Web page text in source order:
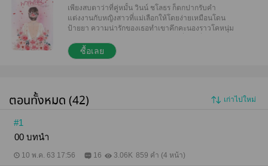
เพียงสบตาว่าที่คู่หมั้น วินน์ ชโลธร ก็ตกปากรับคำ
แต่งงานกับหญิงสาวที่แม่เลือกให้โดยง่ายเหมือนโดน
ป้ายยา ความน่ารักของเธอทำเขาคึกคะนองราวโคหนุ่ม
เอาแต่กระซิบข้างหูว่า “พี่อยากเป็นของน้อง” เพลินมาส
จะรักษาเอกราชจนถึงคืนเข้าหอได้หรือไม่ เชิญมาเสพ
ไม่อยากให้คุณย่าสมหวัง” “อยากสิคะ” ถ้าไม่อยากเธอจะ
เธอจะทำให้เขาเพลินขนาดไหน #หลงเมีย #FeelGood
#NoDrama ∞ ∞ ∞ ∞ ∞ ∞ ติดตามและพูดคุยกับนักเขียน
ซื้อเลย
ตอนทั้งหมด (42) เก่าไปใหม่
#1
00 บทนำ
10 พ.ค. 63 17:56 16 3.06K 859 คำ (4 หน้า)